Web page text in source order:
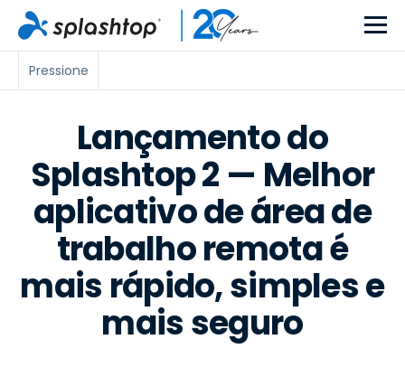
Pressione
Lançamento do
Splashtop 2 — Melhor
aplicativo de área de
trabalho remota é
mais rápido, simples e
mais seguro